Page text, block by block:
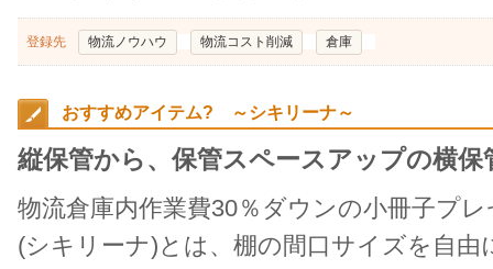
登録先 物流ノウハウ 物流コスト削減 倉庫
おすすめアイテム? ～シキリーナ～
縦保管から、保管スペースアップの横保
物流倉庫内作業費30％ダウンの小冊子プ
(シキリーナ)とは、棚の間口サイズを自由